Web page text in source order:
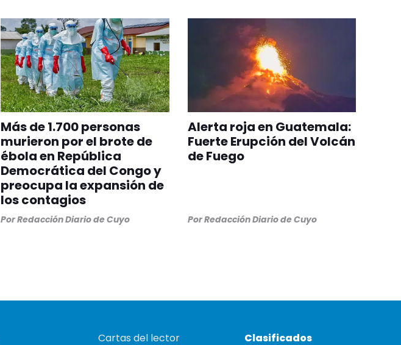
Más de 1.700 personas
murieron por el brote de
ébola en República
Democrática del Congo y
preocupa la expansión de
los contagios
PorRedacción Diario de Cuyo
Alerta roja en Guatemala:
Fuerte Erupción del Volcán
de Fuego
PorRedacción Diario de Cuyo
Cartas del lector Clasificados